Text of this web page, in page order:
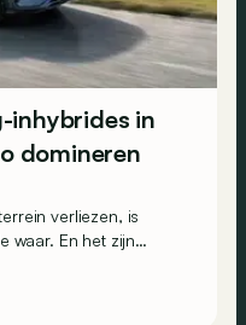
inhybrides in
domineren
verliezen, is
waar. En het zijn
uit China.